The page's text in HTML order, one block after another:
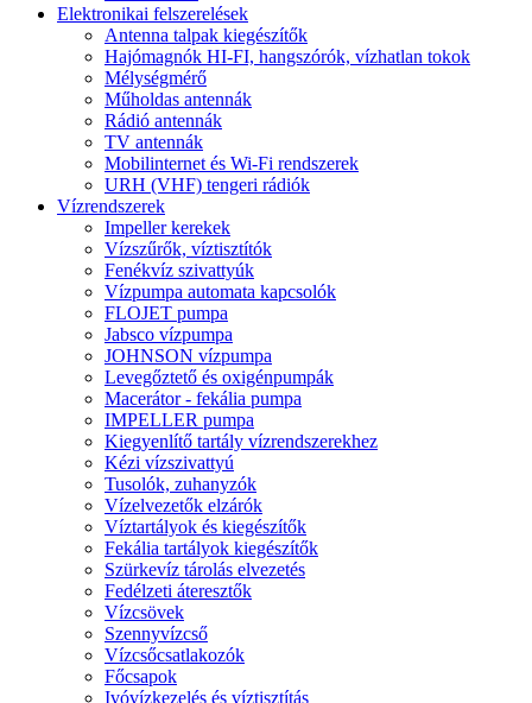
Elektronikai felszerelések
Antenna talpak kiegészítők
Hajómagnók HI-FI, hangszórók, vízhatlan tokok
Mélységmérő
Műholdas antennák
Rádió antennák
TV antennák
Mobilinternet és Wi-Fi rendszerek
URH (VHF) tengeri rádiók
Vízrendszerek
Impeller kerekek
Vízszűrők, víztisztítók
Fenékvíz szivattyúk
Vízpumpa automata kapcsolók
FLOJET pumpa
Jabsco vízpumpa
JOHNSON vízpumpa
Levegőztető és oxigénpumpák
Macerátor - fekália pumpa
IMPELLER pumpa
Kiegyenlítő tartály vízrendszerekhez
Kézi vízszivattyú
Tusolók, zuhanyzók
Vízelvezetők elzárók
Víztartályok és kiegészítők
Fekália tartályok kiegészítők
Szürkevíz tárolás elvezetés
Fedélzeti áteresztők
Vízcsövek
Szennyvízcső
Vízcsőcsatlakozók
Főcsapok
Ivóvízkezelés és víztisztítás